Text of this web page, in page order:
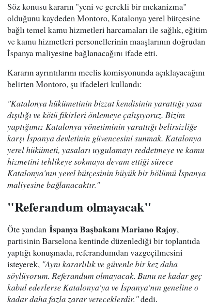
Söz konusu kararın "yeni ve gerekli bir mekanizma"
olduğunu kaydeden Montoro, Katalonya yerel bütçesine
bağlı temel kamu hizmetleri harcamaları ile sağlık, eğitim
ve kamu hizmetleri personellerinin maaşlarının doğrudan
İspanya maliyesine bağlanacağını ifade etti.
Kararın ayrıntılarını meclis komisyonunda açıklayacağını
belirten Montoro, şu ifadeleri kullandı:
"Katalonya hükümetinin bizzat kendisinin yarattığı yasa
dışılığı ve kötü fikirleri önlemeye çalışıyoruz. Bizim
yaptığımız Katalonya yönetiminin yarattığı belirsizliğe
karşı İspanya devletinin güvencesini sunmak. Katalonya
yerel hükümeti, yasaları uygulamayı reddetmeye ve kamu
hizmetini tehlikeye sokmaya devam ettiği sürece
Katalonya'nın yerel bütçesinin büyük bir bölümü İspanya
maliyesine bağlanacaktır."
"Referandum olmayacak"
Öte yandan İspanya Başbakanı Mariano Rajoy,
partisinin Barselona kentinde düzenlediği bir toplantıda
yaptığı konuşmada, referandumdan vazgeçilmesini
isteyerek, "Aynı kararlılık ve güvenle bir kez daha
söylüyorum. Referandum olmayacak. Bunu ne kadar geç
kabul ederlerse Katalonya'ya ve İspanya'nın geneline o
kadar daha fazla zarar vereceklerdir."dedi.